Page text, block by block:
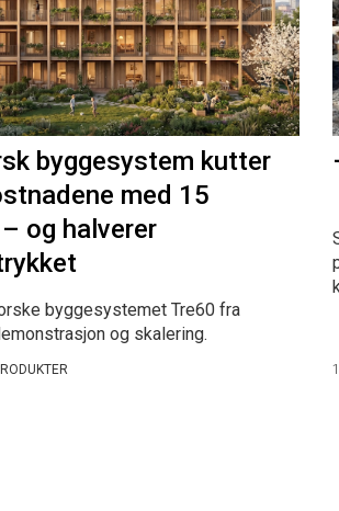
byggesystem kutter
med 15
og halverer
byggesystemet Tre60 fra
og skalering.